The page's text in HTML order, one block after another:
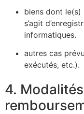
biens dont le(s)
s’agit
informatiques.
autres cas
exécutés, etc.).
4.